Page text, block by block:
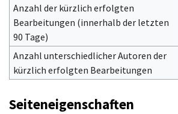
Anzahl der kürzlich erfolgten
Bearbeitungen (innerhalb der letzten
90 Tage)
Anzahl unterschiedlicher Autoren der
kürzlich erfolgten Bearbeitungen
Seiteneigenschaften